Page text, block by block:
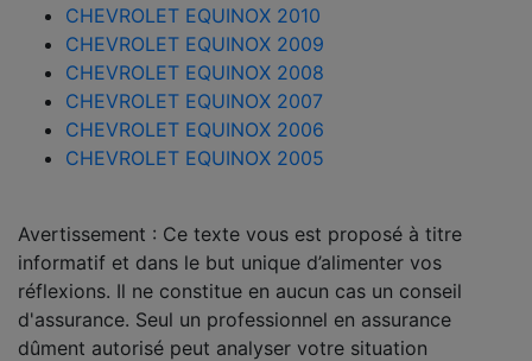
CHEVROLET EQUINOX 2010
CHEVROLET EQUINOX 2009
CHEVROLET EQUINOX 2008
CHEVROLET EQUINOX 2007
CHEVROLET EQUINOX 2006
CHEVROLET EQUINOX 2005
Avertissement : Ce texte vous est proposé à titre
informatif et dans le but unique d’alimenter vos
réflexions. Il ne constitue en aucun cas un conseil
d'assurance. Seul un professionnel en assurance
dûment autorisé peut analyser votre situation